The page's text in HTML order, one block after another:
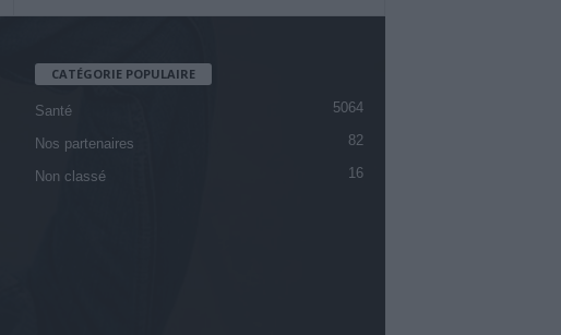
CATÉGORIE POPULAIRE
Santé 5064
Nos partenaires 82
Non classé 16